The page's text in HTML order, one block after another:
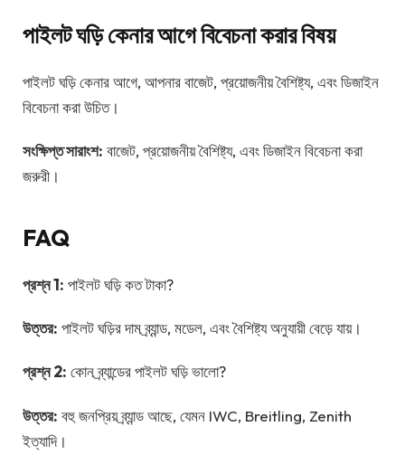
পাইলট ঘড়ি কেনার আগে বিবেচনা করার বিষয়
পাইলট ঘড়ি কেনার আগে, আপনার বাজেট, প্রয়োজনীয় বৈশিষ্ট্য, এবং ডিজাইন
বিবেচনা করা উচিত।
সংক্ষিপ্ত সারাংশ: বাজেট, প্রয়োজনীয় বৈশিষ্ট্য, এবং ডিজাইন বিবেচনা করা
জরুরী।
FAQ
প্রশ্ন 1: পাইলট ঘড়ি কত টাকা?
উত্তর: পাইলট ঘড়ির দাম ব্র্যান্ড, মডেল, এবং বৈশিষ্ট্য অনুযায়ী বেড়ে যায়।
প্রশ্ন 2: কোন ব্র্যান্ডের পাইলট ঘড়ি ভালো?
উত্তর: বহু জনপ্রিয় ব্র্যান্ড আছে, যেমন IWC, Breitling, Zenith
ইত্যাদি।